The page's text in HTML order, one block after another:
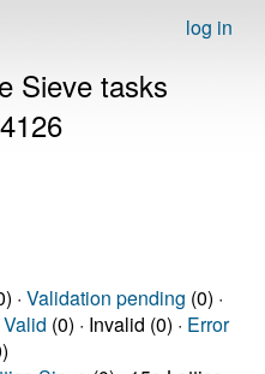
log in
Sieve tasks
· Validation pending (0) ·
Valid (0) · Invalid (0) · Error